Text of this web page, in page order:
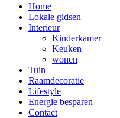
Home
Lokale gidsen
Interieur
Kinderkamer
Keuken
wonen
Tuin
Raamdecoratie
Lifestyle
Energie besparen
Contact